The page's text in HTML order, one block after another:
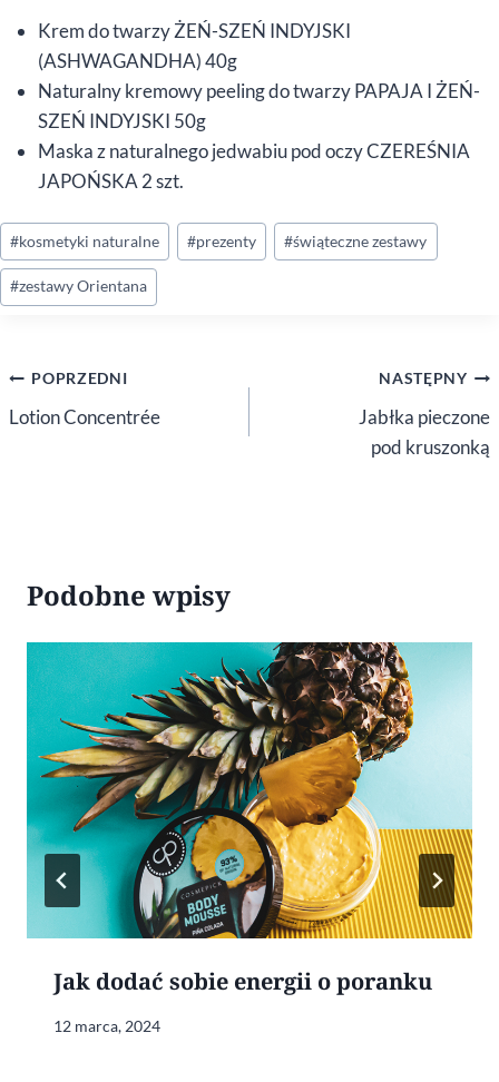
Krem do twarzy ŻEŃ-SZEŃ INDYJSKI
(ASHWAGANDHA) 40g
Naturalny kremowy peeling do twarzy PAPAJA I ŻEŃ-
SZEŃ INDYJSKI 50g
Maska z naturalnego jedwabiu pod oczy CZEREŚNIA
JAPOŃSKA 2 szt.
Tagi
wpisu:
#kosmetyki naturalne #prezenty #świąteczne zestawy
#zestawy Orientana
Nawigacja
wpisu
POPRZEDNI
Lotion Concentrée
NASTĘPNY
Jabłka pieczone
pod kruszonką
Podobne wpisy
Jak dodać sobie energii o poranku
12 marca, 2024